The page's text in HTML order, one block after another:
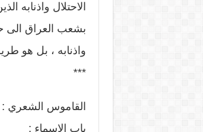
الاحتلال واذنابه
بشعب العراق الى
واذنابه ، بل هو
***
القاموس الشعري :
باب الاسماء :